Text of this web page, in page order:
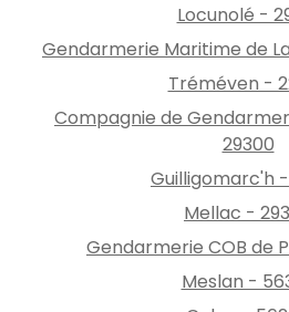
Locunolé -
Gendarmerie Maritime de
Tréméven -
Compagnie de
29300
Guilligomarc'h
Mellac -
Gendarmerie COB de
Meslan -